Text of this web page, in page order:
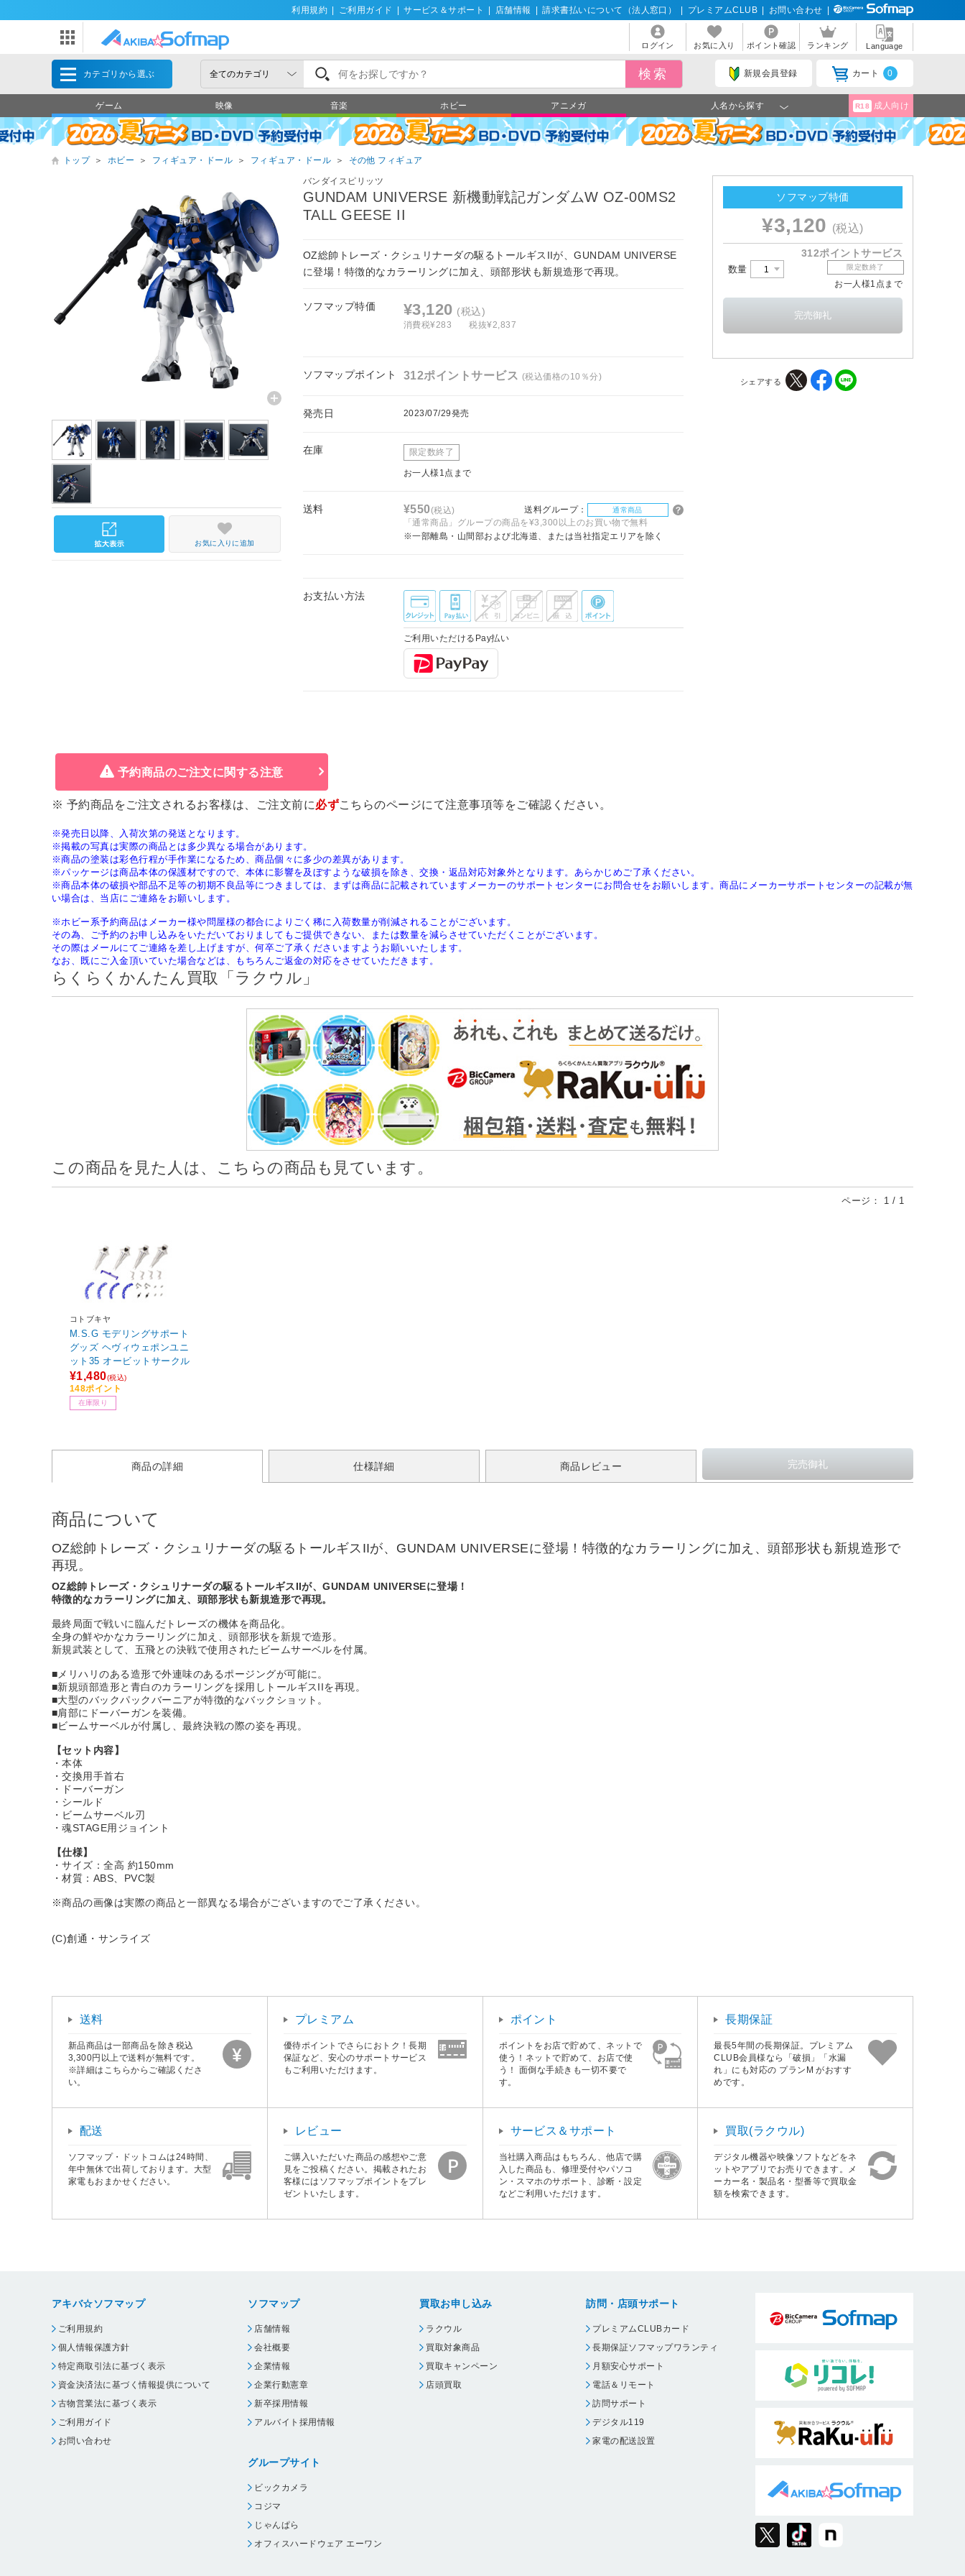
利用規約 ご利用ガイド サービス＆サポート 店舗情報 請求書払いについて（法人窓口） プレミアムCLUB お問い合わせ
ログイン お気に入り ポイント確認 ランキング Language
カテゴリから選ぶ 新規会員登録 カート 0
ゲーム 映像 音楽 ホビー アニメガ 人名から探す R18 成人向け
トップ ＞ ホビー ＞ フィギュア・ドール ＞ フィギュア・ドール ＞ その他 フィギュア
バンダイスピリッツ
GUNDAM UNIVERSE 新機動戦記ガンダムW OZ-00MS2
TALL GEESE II
OZ総帥トレーズ・クシュリナーダの駆るトールギスIIが、GUNDAM UNIVERSE
に登場！特徴的なカラーリングに加え、頭部形状も新規造形で再現。
ソフマップ特価 ¥3,120 (税込)
消費税¥283 税抜¥2,837
ソフマップポイント 312ポイントサービス (税込価格の10％分)
発売日 2023/07/29発売
在庫 限定数終了
お一人様1点まで
送料 ¥550(税込) 送料グループ： 通常商品
「通常商品」グループの商品を¥3,300以上のお買い物で無料
※一部離島・山間部および北海道、または当社指定エリアを除く
お支払い方法
ご利用いただけるPay払い
お気に入りに追加
ソフマップ特価
¥3,120 (税込)
312ポイントサービス
数量 限定数終了
お一人様1点まで
シェアする
予約商品のご注文に関する注意
※ 予約商品をご注文されるお客様は、ご注文前に必ずこちらのページにて注意事項等をご確認ください。
※発売日以降、入荷次第の発送となります。
※掲載の写真は実際の商品とは多少異なる場合があります。
※商品の塗装は彩色行程が手作業になるため、商品個々に多少の差異があります。
※パッケージは商品本体の保護材ですので、本体に影響を及ぼすような破損を除き、交換・返品対応対象外となります。あらかじめご了承ください。
※商品本体の破損や部品不足等の初期不良品等につきましては、まずは商品に記載されていますメーカーのサポートセンターにお問合せをお願いします。商品にメーカーサポートセンターの記載が無
い場合は、当店にご連絡をお願いします。
※ホビー系予約商品はメーカー様や問屋様の都合によりごく稀に入荷数量が削減されることがございます。
その為、ご予約のお申し込みをいただいておりましてもご提供できない、または数量を減らさせていただくことがございます。
その際はメールにてご連絡を差し上げますが、何卒ご了承くださいますようお願いいたします。
なお、既にご入金頂いていた場合などは、もちろんご返金の対応をさせていただきます。
らくらくかんたん買取「ラクウル」
この商品を見た人は、こちらの商品も見ています。
ページ： 1 / 1
コトブキヤ
M.S.G モデリングサポート
グッズ ヘヴィウェポンユニ
ット35 オービットサークル
¥1,480(税込)
148ポイント
在庫限り
商品の詳細 仕様詳細 商品レビュー
商品について
OZ総帥トレーズ・クシュリナーダの駆るトールギスIIが、GUNDAM UNIVERSEに登場！特徴的なカラーリングに加え、頭部形状も新規造形で
再現。
OZ総帥トレーズ・クシュリナーダの駆るトールギスIIが、GUNDAM UNIVERSEに登場！
特徴的なカラーリングに加え、頭部形状も新規造形で再現。
最終局面で戦いに臨んだトレーズの機体を商品化。
全身の鮮やかなカラーリングに加え、頭部形状を新規で造形。
新規武装として、五飛との決戦で使用されたビームサーベルを付属。
■メリハリのある造形で外連味のあるポージングが可能に。
■新規頭部造形と青白のカラーリングを採用しトールギスIIを再現。
■大型のバックパックバーニアが特徴的なバックショット。
■肩部にドーバーガンを装備。
■ビームサーベルが付属し、最終決戦の際の姿を再現。
【セット内容】
・本体
・交換用手首右
・ドーバーガン
・シールド
・ビームサーベル刃
・魂STAGE用ジョイント
【仕様】
・サイズ：全高 約150mm
・材質：ABS、PVC製
※商品の画像は実際の商品と一部異なる場合がございますのでご了承ください。
(C)創通・サンライズ
送料
新品商品は一部商品を除き税込
3,300円以上で送料が無料です。
※詳細はこちらからご確認くださ
い。
プレミアム
優待ポイントでさらにおトク！長期
保証など、安心のサポートサービス
もご利用いただけます。
ポイント
ポイントをお店で貯めて、ネットで
使う！ネットで貯めて、お店で使
う！ 面倒な手続きも一切不要で
す。
長期保証
最長5年間の長期保証。プレミアム
CLUB会員様なら「破損」「水漏
れ」にも対応の プランM がおすす
めです。
配送
ソフマップ・ドットコムは24時間、
年中無休で出荷しております。大型
家電もおまかせください。
レビュー
ご購入いただいた商品の感想やご意
見をご投稿ください。掲載されたお
客様にはソフマップポイントをプレ
ゼントいたします。
サービス＆サポート
当社購入商品はもちろん、他店で購
入した商品も、修理受付やパソコ
ン・スマホのサポート、診断・設定
などご利用いただけます。
買取(ラクウル)
デジタル機器や映像ソフトなどをネ
ットやアプリでお売りできます。メ
ーカー名・製品名・型番等で買取金
額を検索できます。
アキバ☆ソフマップ
ご利用規約
個人情報保護方針
特定商取引法に基づく表示
資金決済法に基づく情報提供について
古物営業法に基づく表示
ご利用ガイド
お問い合わせ
ソフマップ
店舗情報
会社概要
企業情報
企業行動憲章
新卒採用情報
アルバイト採用情報
グループサイト
ビックカメラ
コジマ
じゃんぱら
オフィスハードウェア エーワン
買取お申し込み
ラクウル
買取対象商品
買取キャンペーン
店頭買取
訪問・店頭サポート
プレミアムCLUBカード
長期保証ソフマップワランティ
月額安心サポート
電話＆リモート
訪問サポート
デジタル119
家電の配送設置